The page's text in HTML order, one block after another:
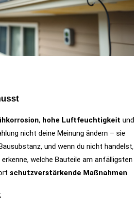
, hohe Luftfeuchtigkeit und
nicht deine Meinung ändern – sie
und wenn du nicht handelst,
welche Bauteile am anfälligsten
schutzverstärkende Maßnahmen.